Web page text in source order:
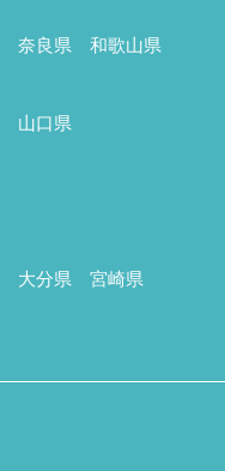
奈良県 和歌山県
山口県
大分県
宮崎県